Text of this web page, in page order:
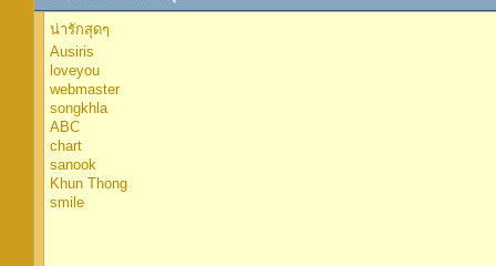
น่ารักสุดๆ
Ausiris
loveyou
webmaster
songkhla
ABC
chart
sanook
Khun Thong
smile